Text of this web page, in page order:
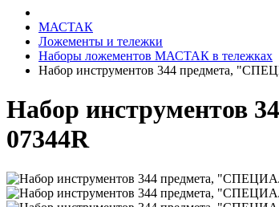
МАСТАК
Ложементы и тележки
Наборы ложементов МАСТАК в тележках
Набор инструментов 344 предмета,
Набор инструментов
07344R